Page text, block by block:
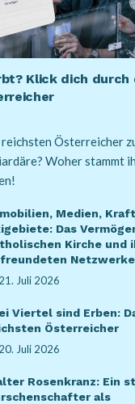
Klick dich durch
Österreicher
Woher stammt
Medien,
Das
Kirche und
Netzwerke
21. Juli 2026
Viertel sind Erben:
Österreicher
20. Juli 2026
Rosenkranz: Ein
als